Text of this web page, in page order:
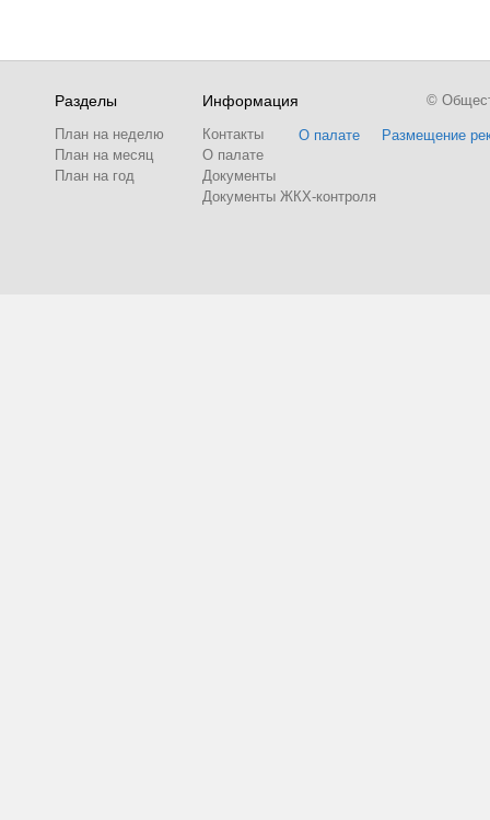
Разделы
План на неделю
План на месяц
План на год
Информация
Контакты
О палате
Документы
Документы ЖКХ-контроля
О палате Размещение
©